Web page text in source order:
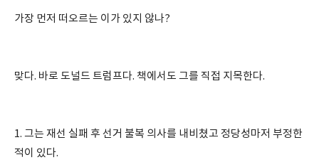
가장 먼저 떠오르는 이가 있지 않나?
맞다. 바로 도널드 트럼프다. 책에서도 그를 직접 지목한다.
1. 그는 재선 실패 후 선거 불복 의사를 내비쳤고 정당성마저 부정한
적이 있다.